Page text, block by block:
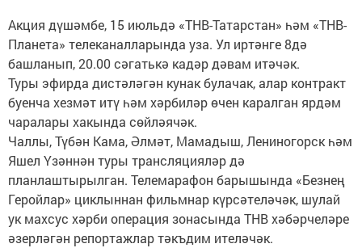
Акция дүшәмбе, 15 июльдә «ТНВ-Татарстан» һәм «ТНВ-
Планета» телеканалларында уза. Ул иртәнге 8дә
башланып, 20.00 сәгатькә кадәр дәвам итәчәк.
Туры эфирда дистәләгән кунак булачак, алар контракт
буенча хезмәт итү һәм хәрбиләр өчен каралган ярдәм
чаралары хакында сөйләячәк.
Чаллы, Түбән Кама, Әлмәт, Мамадыш, Лениногорск һәм
Яшел Үзәннән туры трансляцияләр дә
планлаштырылган. Телемарафон барышында «Безнең
Геройлар» циклыннан фильмнар күрсәтеләчәк, шулай
ук махсус хәрби операция зонасында ТНВ хәбәрчеләре
әзерләгән репортажлар тәкъдим ителәчәк.